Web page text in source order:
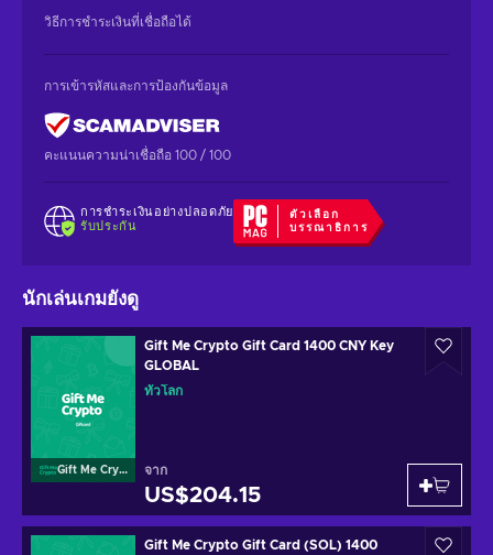
วิธีการชำระเงินที่เชื่อถือได้
การเข้ารหัสและการป้องกันข้อมูล
คะแนนความน่าเชื่อถือ 100 / 100
การชำระเงินอย่างปลอดภัย
รับประกัน
ตัวเลือก
บรรณาธิการ
นักเล่นเกมยังดู
Gift Me Crypto
Gift Me Crypto Gift Card 1400 CNY Key
GLOBAL
ทั่วโลก
จาก
US$204.15
Gift Me Crypto Gift Card (SOL) 1400